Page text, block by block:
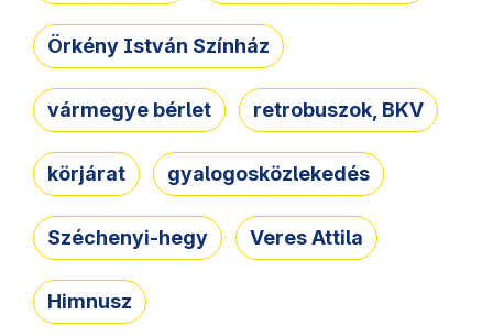
Örkény István Színház
vármegye bérlet retrobuszok, BKV
körjárat gyalogosközlekedés
Széchenyi-hegy Veres Attila
Himnusz